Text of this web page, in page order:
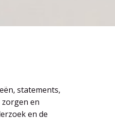
statements,
en
en de